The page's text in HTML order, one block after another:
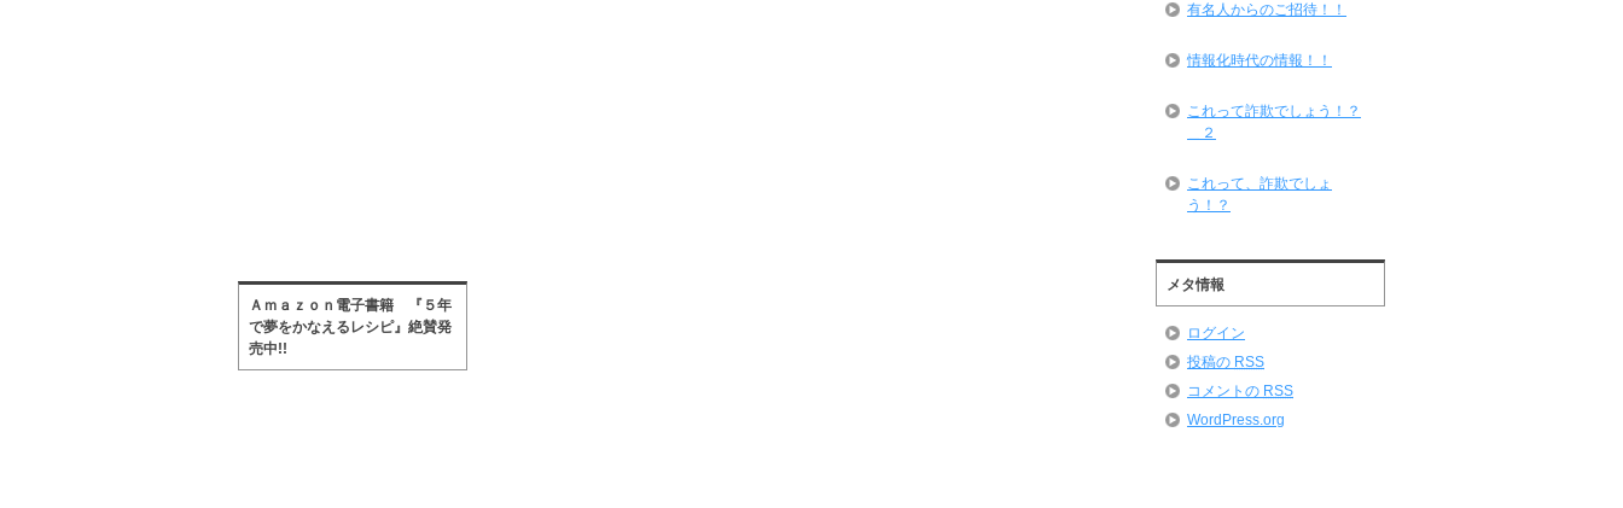
Ａｍａｚｏｎ電子書籍 『５年
で夢をかなえるレシピ』絶賛発
売中!!
有名人からのご招待！！
情報化時代の情報！！
これって詐欺でしょう！？
＿２
これって、詐欺でしょ
う！？
メタ情報
ログイン
投稿の RSS
コメントの RSS
WordPress.org